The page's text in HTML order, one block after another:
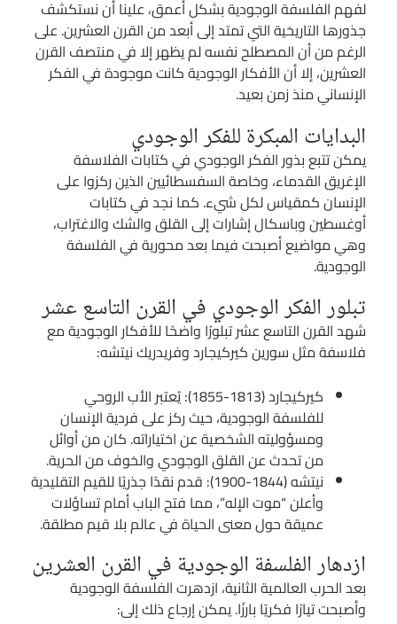
لفهم الفلسفة الوجودية بشكل أعمق، علينا أن نستكشف
جذورها التاريخية التي تمتد إلى أبعد من القرن العشرين. على
الرغم من أن المصطلح نفسه لم يظهر إلا في منتصف القرن
العشرين، إلا أن الأفكار الوجودية كانت موجودة في الفكر
الإنساني منذ زمن بعيد.
البدايات المبكرة للفكر الوجودي
يمكن تتبع بذور الفكر الوجودي في كتابات الفلاسفة
الإغريق القدماء، وخاصة السفسطائيين الذين ركزوا على
الإنسان كمقياس لكل شيء. كما نجد في كتابات
أوغسطين وباسكال إشارات إلى القلق والشك والاغتراب،
وهي مواضيع أصبحت فيما بعد محورية في الفلسفة
الوجودية.
تبلور الفكر الوجودي في القرن التاسع عشر
شهد القرن التاسع عشر تبلورًا واضحًا للأفكار الوجودية مع
فلاسفة مثل سورين كيركيجارد وفريدريك نيتشه:
كيركيجارد (1813-1855): يُعتبر الأب الروحي
للفلسفة الوجودية، حيث ركز على فردية الإنسان
ومسؤوليته الشخصية عن اختياراته. كان من أوائل
من تحدث عن القلق الوجودي والخوف من الحرية.
نيتشه (1844-1900): قدم نقدًا جذريًا للقيم التقليدية
وأعلن “موت الإله”، مما فتح الباب أمام تساؤلات
عميقة حول معنى الحياة في عالم بلا قيم مطلقة.
ازدهار الفلسفة الوجودية في القرن العشرين
بعد الحرب العالمية الثانية، ازدهرت الفلسفة الوجودية
وأصبحت تيارًا فكريًا بارزًا. يمكن إرجاع ذلك إلى: